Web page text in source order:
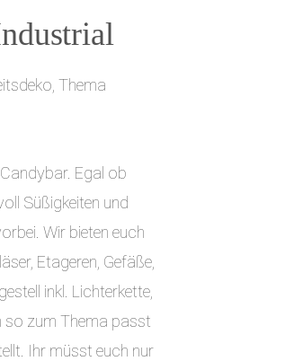
Thema
Egal ob
Süßigkeiten und
Wir bieten euch
Etageren, Gefäße,
inkl. Lichterkette,
zum Thema passt
Ihr müsst euch nur